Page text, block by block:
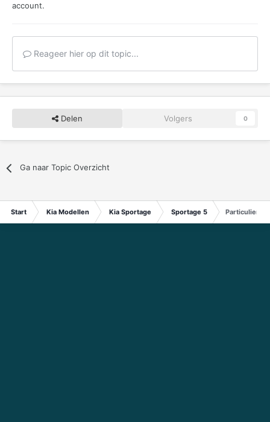
account.
Reageer hier op dit topic...
Delen Volgers 0
Ga naar Topic Overzicht
Start Kia Modellen Kia Sportage Sportage 5 Particulier